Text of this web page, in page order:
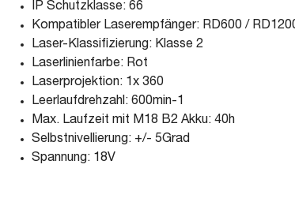
IP Schutzklasse: 66
Kompatibler Laserempfänger: RD600 /
Laser-Klassifizierung: Klasse 2
Laserlinienfarbe: Rot
Laserprojektion: 1x 360
Leerlaufdrehzahl: 600min-1
Max. Laufzeit mit M18 B2 Akku: 40h
Selbstnivellierung: +/- 5Grad
Spannung: 18V